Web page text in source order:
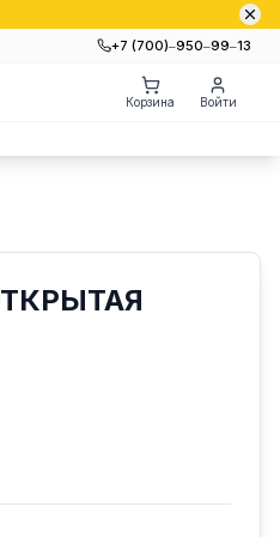
+7 (700)‒950‒99‒13
Корзина Войти